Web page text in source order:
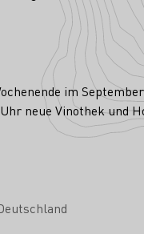
im
neue Vinothek und